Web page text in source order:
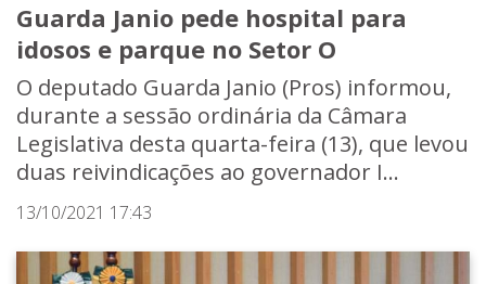
Guarda Janio pede hospital para
idosos e parque no Setor O
O deputado Guarda Janio (Pros) informou,
durante a sessão ordinária da Câmara
Legislativa desta quarta-feira (13), que levou
duas reivindicações ao governador I...
13/10/2021 17:43